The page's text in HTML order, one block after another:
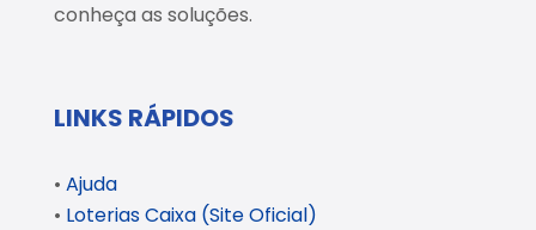
conheça as soluções.
LINKS RÁPIDOS
• Ajuda
• Loterias Caixa (Site Oficial)